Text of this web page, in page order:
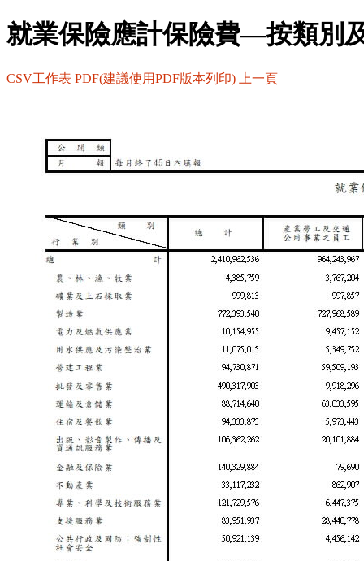
就業保險應計保險費—按類別
CSV工作表 PDF(建議使用PDF版本列印) 上一頁